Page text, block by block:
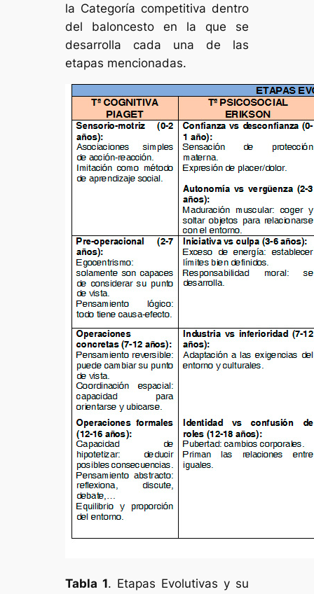
la Categoría competitiva dentro
del baloncesto en la que se
desarrolla cada una de las
etapas mencionadas.
Tabla 1. Etapas Evolutivas y su